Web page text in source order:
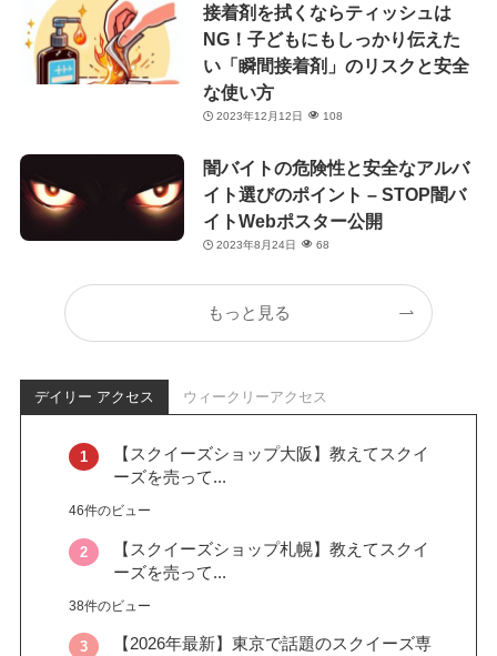
接着剤を拭くならティッシュは
NG！子どもにもしっかり伝えた
い「瞬間接着剤」のリスクと安全
な使い方
2023年12月12日 108
闇バイトの危険性と安全なアルバ
イト選びのポイント – STOP闇バ
イトWebポスター公開
2023年8月24日 68
もっと見る
デイリー アクセス ウィークリーアクセス
【スクイーズショップ大阪】教えてスクイ
ーズを売って...
46件のビュー
【スクイーズショップ札幌】教えてスクイ
ーズを売って...
38件のビュー
【2026年最新】東京で話題のスクイーズ専